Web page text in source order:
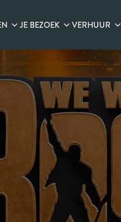
JE BEZOEK VERHUUR